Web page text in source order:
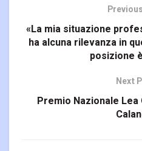
«La mia situazione
ha alcuna rilevanza in
posizione
Next
Premio Nazionale